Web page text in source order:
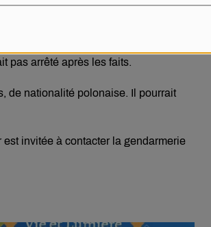
appel à témoins dans le cadre de
Un motard de 54 ans avait perdu la
pas arrêté après les faits.
de nationalité polonaise. Il pourrait
invitée à contacter la gendarmerie